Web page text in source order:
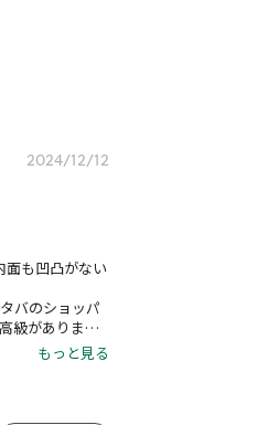
2024/12/12
面も凹凸がない
バのショッパ
級がありまし
カップのラッ
の1つです。
もっと見る